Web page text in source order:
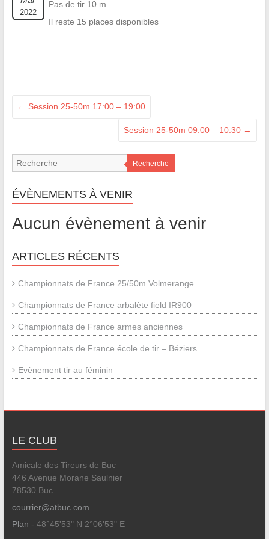
2022
Pas de tir 10 m
Il reste 15 places disponibles
← Session 25-50m 17:00 – 19:00
Session 25-50m 09:00 – 10:30 →
Recherche
ÉVÈNEMENTS À VENIR
Aucun évènement à venir
ARTICLES RÉCENTS
Championnats de France 25/50m Volmerange
Championnats de France arbalète field IR900
Championnats de France armes anciennes
Championnats de France école de tir – Béziers
Evènement tir au féminin
LE CLUB
Amicale des Tireurs de Buc
446 Avenue Morane Saulnier
78530 Buc
courrier@atbuc.com
Plan - 48°45'53" N 2°06'53" E